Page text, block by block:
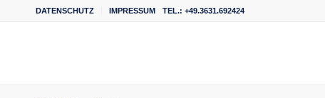
DATENSCHUTZ IMPRESSUM TEL.: +49.3631.692424